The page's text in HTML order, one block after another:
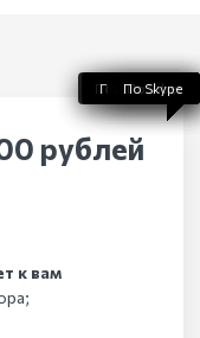
рублей
к вам
По телефону
По WhatsApp
По Telegram
По Viber
По Skype